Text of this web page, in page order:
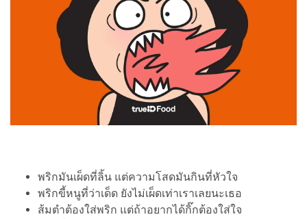
พริกมันเผ็ดที่ลิ้น แต่ความโสดมันกินที่หัวใจ
พริกขี้หนูที่ว่าเด็ด ยังไม่เผ็ดเท่าเราเลยนะเธอ
ส้มตำต้องใส่พริก แต่ถ้าอยากได้กิ๊กต้องใส่ใจ